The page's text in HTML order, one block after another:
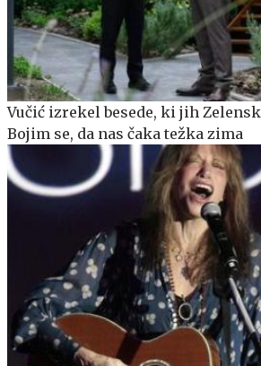
Vučić izrekel besede, ki jih
Bojim se, da nas čaka težka zima